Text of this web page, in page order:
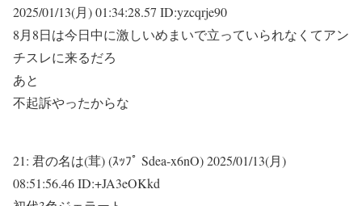
2025/01/13(月) 01:34:28.57 ID:yzcqrje90
8月8日は今日中に激しいめまいで立っていられなくてアン
チスレに来るだろ
あと
不起訴やったからな
21: 君の名は(茸) (ｽｯﾌﾟ Sdea-x6nO)2025/01/13(月)
08:51:56.46 ID:+JA3eOKkd